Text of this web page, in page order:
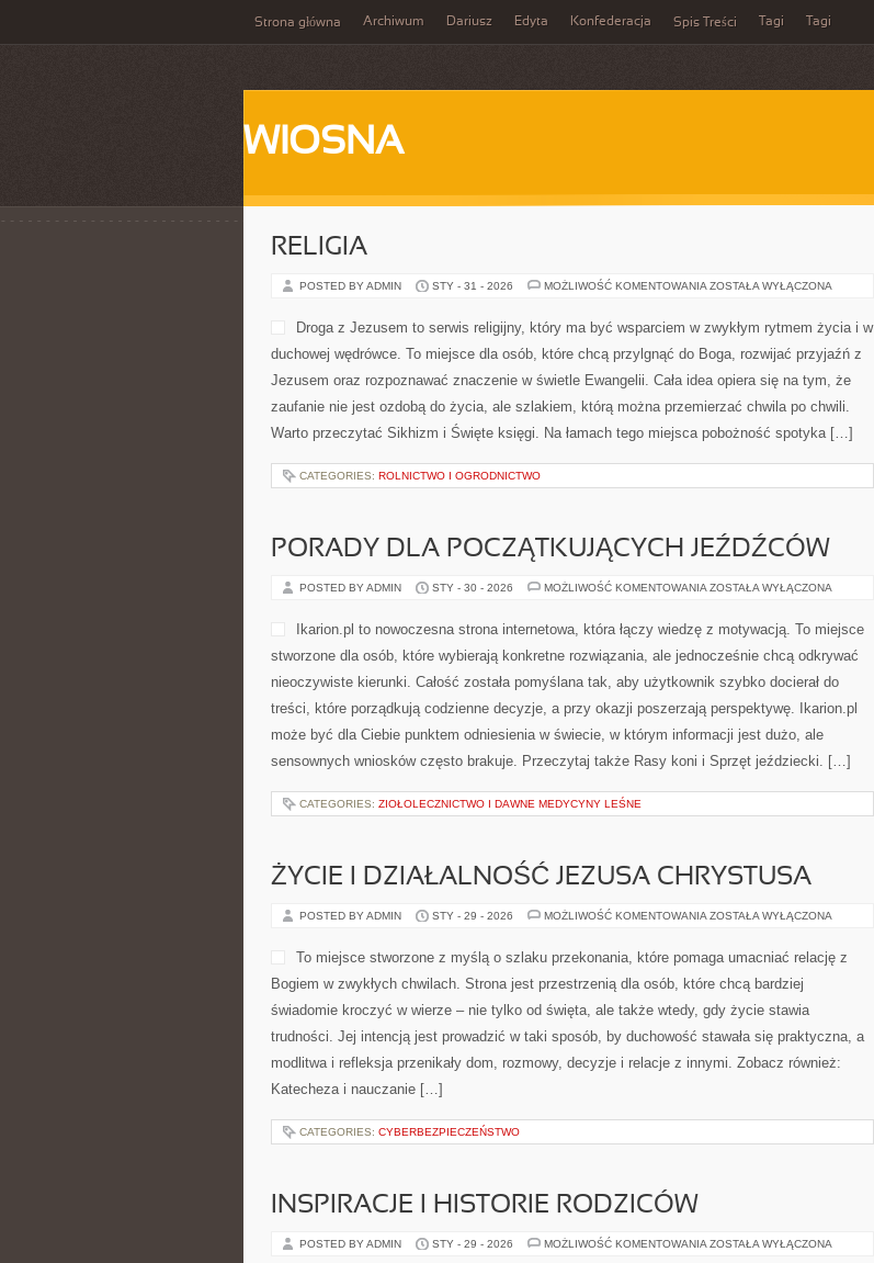
Strona główna Archiwum Dariusz Edyta Konfederacja Spis Treści Tagi Tagi
WIOSNA
RELIGIA
POSTED BY ADMIN STY - 31 - 2026 MOŻLIWOŚĆ KOMENTOWANIA RELIGIA
ZOSTAŁA WYŁĄCZONA
Droga z Jezusem to serwis religijny, który ma być wsparciem w zwykłym rytmem życia i w
duchowej wędrówce. To miejsce dla osób, które chcą przylgnąć do Boga, rozwijać przyjaźń z
Jezusem oraz rozpoznawać znaczenie w świetle Ewangelii. Cała idea opiera się na tym, że
zaufanie nie jest ozdobą do życia, ale szlakiem, którą można przemierzać chwila po chwili.
Warto przeczytać Sikhizm i Święte księgi. Na łamach tego miejsca pobożność spotyka […]
CATEGORIES: ROLNICTWO I OGRODNICTWO
PORADY DLA POCZĄTKUJĄCYCH JEŹDŹCÓW
POSTED BY ADMIN STY - 30 - 2026 MOŻLIWOŚĆ KOMENTOWANIA PORADY
JEŹDŹCÓW
ZOSTAŁA WYŁĄCZONA
Ikarion.pl to nowoczesna strona internetowa, która łączy wiedzę z motywacją. To miejsce
stworzone dla osób, które wybierają konkretne rozwiązania, ale jednocześnie chcą odkrywać
nieoczywiste kierunki. Całość została pomyślana tak, aby użytkownik szybko docierał do
treści, które porządkują codzienne decyzje, a przy okazji poszerzają perspektywę. Ikarion.pl
może być dla Ciebie punktem odniesienia w świecie, w którym informacji jest dużo, ale
sensownych wniosków często brakuje. Przeczytaj także Rasy koni i Sprzęt jeździecki. […]
CATEGORIES: ZIOŁOLECZNICTWO I DAWNE MEDYCYNY LEŚNE
ŻYCIE I DZIAŁALNOŚĆ JEZUSA CHRYSTUSA
POSTED BY ADMIN STY - 29 - 2026 MOŻLIWOŚĆ KOMENTOWANIA ŻYCIE
CHRYSTUSA
ZOSTAŁA WYŁĄCZONA
To miejsce stworzone z myślą o szlaku przekonania, które pomaga umacniać relację z
Bogiem w zwykłych chwilach. Strona jest przestrzenią dla osób, które chcą bardziej
świadomie kroczyć w wierze – nie tylko od święta, ale także wtedy, gdy życie stawia
trudności. Jej intencją jest prowadzić w taki sposób, by duchowość stawała się praktyczna, a
modlitwa i refleksja przenikały dom, rozmowy, decyzje i relacje z innymi. Zobacz również:
Katecheza i nauczanie […]
CATEGORIES: CYBERBEZPIECZEŃSTWO
INSPIRACJE I HISTORIE RODZICÓW
POSTED BY ADMIN STY - 29 - 2026 MOŻLIWOŚĆ KOMENTOWANIA INSPIRACJE
ZOSTAŁA WYŁĄCZONA